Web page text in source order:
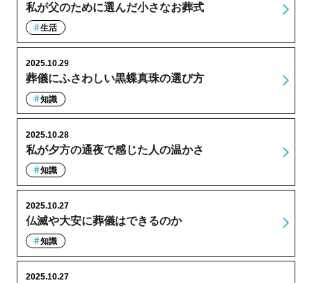
私が父のために選んだ小さなお葬式
生活
葬儀にふさわしい黒蝶真珠の選び方
2025.10.29
知識
私が夕方の通夜で感じた人の温かさ
2025.10.28
知識
仏滅や大安に葬儀はできるのか
2025.10.27
知識
2025.10.27